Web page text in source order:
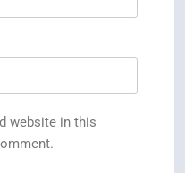
website in this